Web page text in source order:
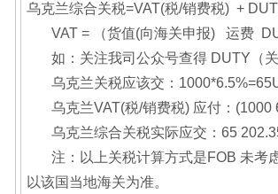
乌克兰综合关税=VAT(税/销费税) +
VAT = （货值(向海关申报) 运费
如：关注我司公众号查得 DUTY（
乌克兰关税应该交：
乌克兰VAT(税/销费税) 应付：(1000
乌克兰综合关税实际应交：65
注：以上关税计算方式是FOB 未考
以该国当地海关为准。